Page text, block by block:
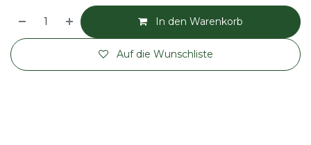
In den Warenkorb
Auf die Wunschliste